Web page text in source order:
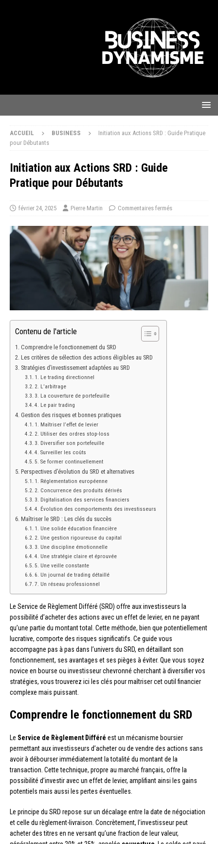
ACCUEIL BUSINESS
Initiation aux Actions SRD : Guide Pratique
pour Débutants
Initiation aux Actions SRD : Guide
Pratique pour Débutants
février 24, 2025 Pierre Martin Commentaires fermés
Contenu de l'article
Comprendre le fonctionnement du SRD
Les critères de sélection des actions éligibles au SRD
Stratégies d’investissement adaptées au SRD
1. Le trading directionnel
2. L’arbitrage
3. La couverture de portefeuille
4. Le pair trading
Gestion des risques et bonnes pratiques
1. Maîtriser l’effet de levier
2. Utiliser des ordres stop-loss
3. Diversifier son portefeuille
4. Surveiller les coûts
5. Se former continuellement
Perspectives d’évolution du SRD et alternatives
1. Réglementation européenne
2. Concurrence des produits dérivés
3. Digitalisation des services financiers
4. Évolution des comportements des investisseurs
Maîtriser le SRD : Les clés du succès
1. Une solide éducation financière
2. Une gestion rigoureuse du capital
3. Une discipline émotionnelle
4. Une stratégie claire et éprouvée
5. Une veille constante
6. Un journal de trading détaillé
7. Un réseau professionnel
Le Service de Règlement Différé (SRD) offre aux investisseurs la
possibilité d’acheter des actions avec un effet de levier, en ne payant
qu’une partie du montant total. Cette méthode, bien que potentiellement
lucrative, comporte des risques significatifs. Ce guide vous
accompagne pas à pas dans l’univers du SRD, en détaillant son
fonctionnement, ses avantages et ses pièges à éviter. Que vous soyez
novice en bourse ou investisseur chevronné cherchant à diversifier vos
stratégies, vous trouverez ici les clés pour maîtriser cet outil financier
complexe mais puissant.
Comprendre le fonctionnement du SRD
Le Service de Règlement Différé est un mécanisme boursier
permettant aux investisseurs d’acheter ou de vendre des actions sans
avoir à débourser immédiatement la totalité du montant de la
transaction. Cette technique, propre au marché français, offre la
possibilité d’investir avec un effet de levier, amplifiant ainsi les gains
potentiels mais aussi les pertes éventuelles.
Le principe du SRD repose sur un décalage entre la date de négociation
et celle du règlement-livraison. Concrètement, l’investisseur peut
acheter des titres en ne versant qu’une fraction de leur valeur,